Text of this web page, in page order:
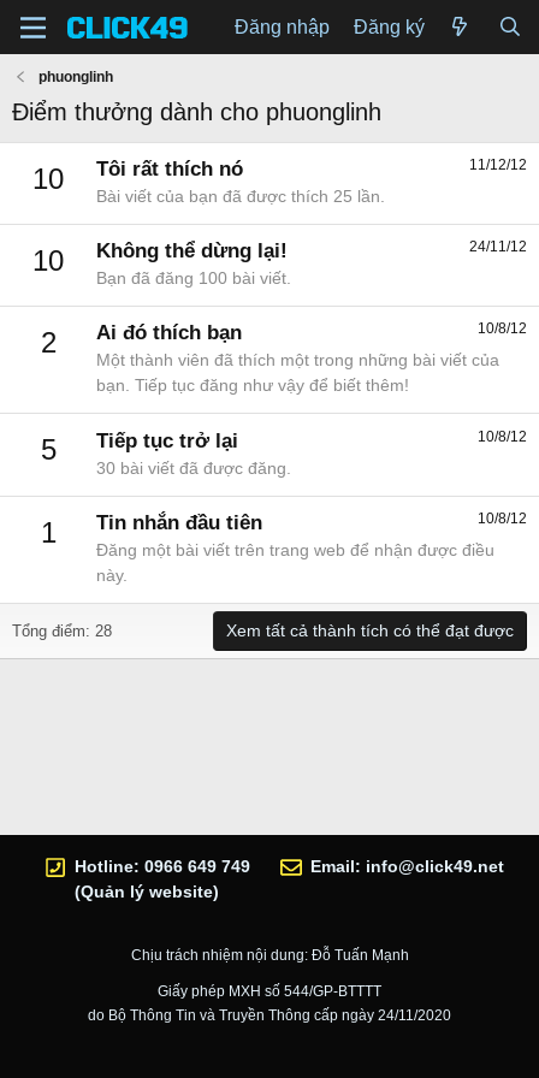
Đăng nhập Đăng ký
phuonglinh
Điểm thưởng dành cho phuonglinh
10 11/12/12
Tôi rất thích nó
Bài viết của bạn đã được thích 25 lần.
10 24/11/12
Không thể dừng lại!
Bạn đã đăng 100 bài viết.
2 10/8/12
Ai đó thích bạn
Một thành viên đã thích một trong những bài viết của
bạn. Tiếp tục đăng như vậy để biết thêm!
5 10/8/12
Tiếp tục trở lại
30 bài viết đã được đăng.
1 10/8/12
Tin nhắn đầu tiên
Đăng một bài viết trên trang web để nhận được điều
này.
Tổng điểm: 28 Xem tất cả thành tích có thể đạt được
Hotline: 0966 649 749
(Quản lý website)
Email: info@click49.net
Chịu trách nhiệm nội dung: Đỗ Tuấn Mạnh
Giấy phép MXH số 544/GP-BTTTT
do Bộ Thông Tin và Truyền Thông cấp ngày 24/11/2020